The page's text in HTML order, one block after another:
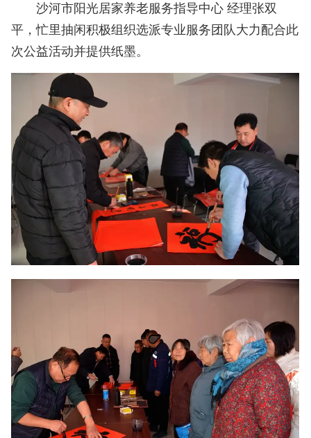
沙河市阳光居家养老服务指导中心 经理张双
平，忙里抽闲积极组织选派专业服务团队大力配合此
次公益活动并提供纸墨。